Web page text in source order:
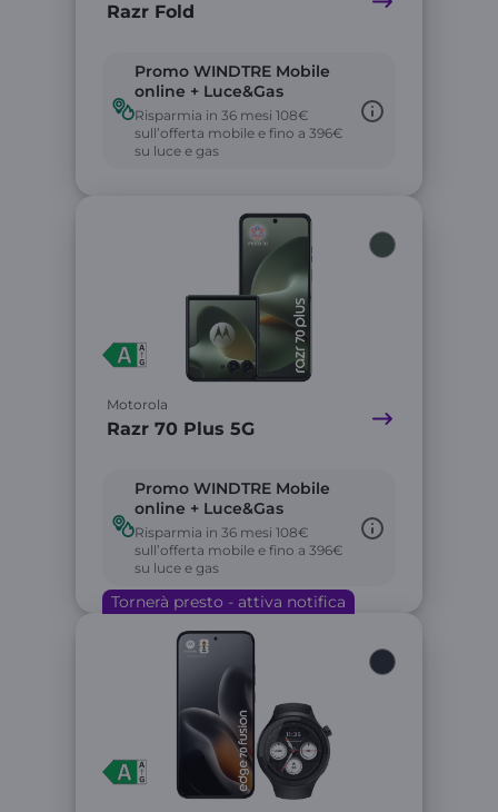
Razr Fold
Promo WINDTRE Mobile
online + Luce&Gas
Risparmia in 36 mesi 108€
sull’offerta mobile e fino a 396€
su luce e gas
Motorola
Razr 70 Plus 5G
Promo WINDTRE Mobile
online + Luce&Gas
Risparmia in 36 mesi 108€
sull’offerta mobile e fino a 396€
su luce e gas
Link
Tornerà presto - attiva notifica
Link